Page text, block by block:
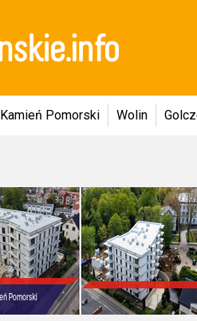
Kamień Pomorski Wolin